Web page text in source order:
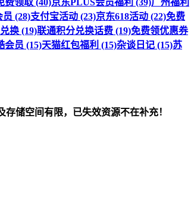
费领取 (40)京东PLUS会员福利 (39)广州福利
(28)支付宝活动 (23)京东618活动 (22)免费
换 (19)联通积分兑换话费 (19)免费领优惠券
会员 (15)天猫红包福利 (15)杂谈日记 (15)苏
存储空间有限，已失效资源不在补充！